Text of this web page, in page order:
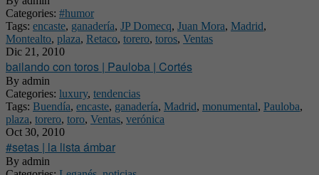
Categories: #humor
Tags: encaste, ganadería, JP Domecq, Juan Mora, Madrid,
Montealto, plaza, Retaco, torero, toros, Ventas
Dic 21, 2010
bailando con toros | Pauloba | Cortés
By admin
Categories: luxury, tendencias
Tags: Buendía, encaste, ganadería, Madrid, monumental, Pauloba,
plaza, torero, toro, Ventas, verónica
Oct 30, 2010
#setas | la lista ámbar
By admin